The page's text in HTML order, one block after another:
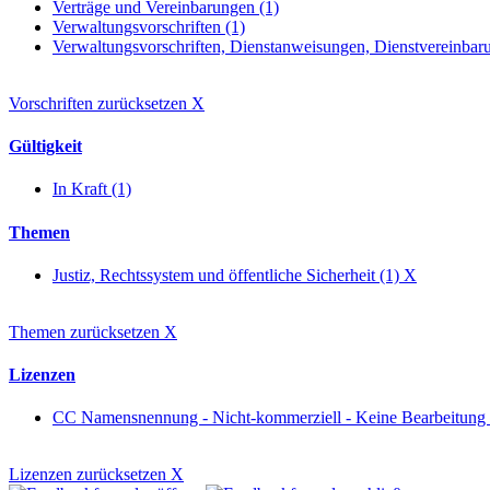
Verträge und Vereinbarungen (1)
Verwaltungsvorschriften (1)
Verwaltungsvorschriften, Dienstanweisungen,
Vorschriften zurücksetzen X
Gültigkeit
In Kraft (1)
Themen
Justiz, Rechtssystem und öffentliche Sicherheit (1) X
Themen zurücksetzen X
Lizenzen
CC Namensnennung - Nicht-kommerziell - Keine Bearbeitung
Lizenzen zurücksetzen X